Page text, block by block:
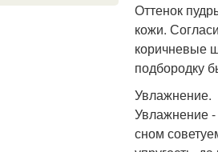
Оттенок
кожи.
коричневые
подбородку
Увлажнение.
Увлажнение -
сном